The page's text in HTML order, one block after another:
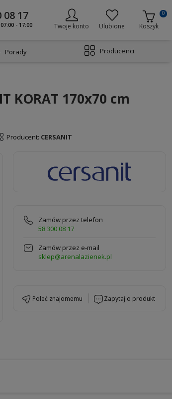
08 17
07:00 - 17:00 Twoje konto Ulubione Koszyk
0
Porady Producenci
KORAT 170x70 cm
Producent: CERSANIT
Zamów przez telefon
58 300 08 17
Zamów przez e-mail
sklep@arenalazienek.pl
poleć znajomemu zapytaj o produkt